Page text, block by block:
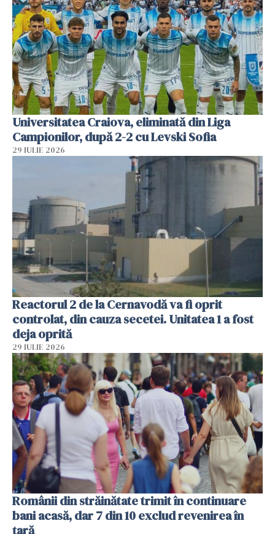
Universitatea Craiova, eliminată din Liga
Campionilor, după 2-2 cu Levski Sofia
29 IULIE 2026
Reactorul 2 de la Cernavodă va fi oprit
controlat, din cauza secetei. Unitatea 1 a fost
deja oprită
29 IULIE 2026
Românii din străinătate trimit în continuare
bani acasă, dar 7 din 10 exclud revenirea în
țară